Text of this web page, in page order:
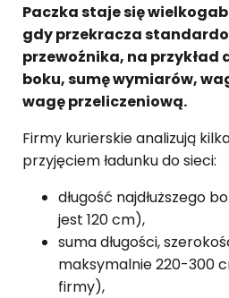
Paczka staje się
gdy przekracza
przewoźnika, na przykład
boku, sumę wymiarów,
wagę przeliczeniową.
Firmy kurierskie analizują
przyjęciem ładunku do sieci:
długość najdłuższego
jest 120 cm),
suma długości,
maksymalnie 220-300
firmy),